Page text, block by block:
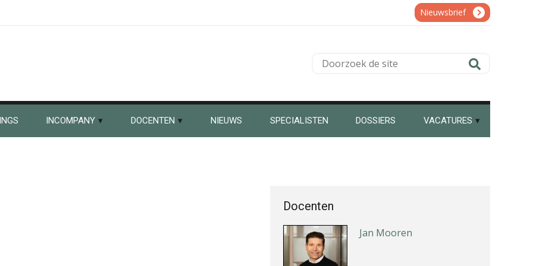
Nieuwsbrief
Doorzoek
INCOMPANY DOCENTEN NIEUWS SPECIALISTEN DOSSIERS VACATURES
Docenten
Bart Koreman
Jan Mooren